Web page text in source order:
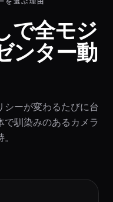
で全モジ
ンター動
ーが変わるたびに台
馴染みのあるカメラ